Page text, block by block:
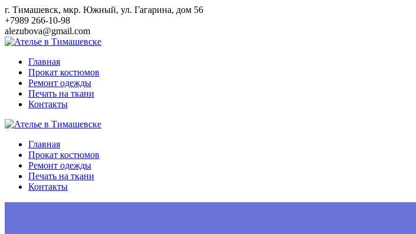
Перейти
к
контенту
г. Тимашевск, мкр. Южный, ул. Гагарина, дом 56
+7989 266-10-98
alezubova@gmail.com
Главная
Прокат костюмов
Ремонт одежды
Печать на ткани
Контакты
Главная
Прокат костюмов
Ремонт одежды
Печать на ткани
Контакты